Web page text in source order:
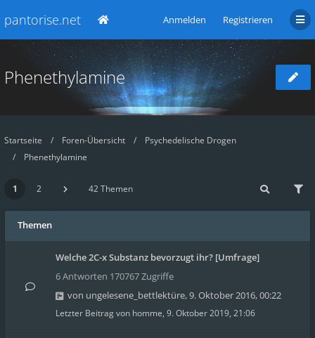
pantorise.net Anmelden Registrieren
Phenethylamine
Startseite Foren-Übersicht
Psychedelische Drogen
Phenethylamine
1 2 42 Themen
Themen
Welche 2C-x Substanz bevorzugt ihr? [Umfrage]
6 Antworten 170767 Zugriffe
von ungelesene_bettlektüre,9. Oktober 2016, 00:22
Letzter Beitrag von homme, 9. Oktober 2019, 21:06